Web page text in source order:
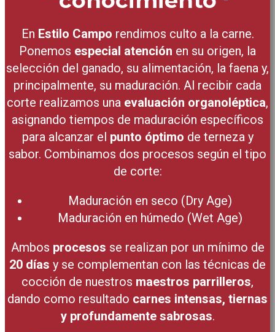
En Estilo Campo rendimos culto a la carne.
Ponemos especial atención en su origen, la
selección del ganado, su alimentación, la faena y,
principalmente, su maduración. Al recibir cada
corte realizamos una evaluación organoléptica,
asignando tiempos de maduración específicos
para alcanzar el punto óptimo de terneza y
sabor. Combinamos dos procesos según el tipo
de corte:
Maduración en seco (Dry Age)
Maduración en húmedo (Wet Age)
Ambos procesos se realizan por un mínimo de
20 días y se complementan con las técnicas de
cocción de nuestros maestros parrilleros,
dando como resultado carnes intensas, tiernas
y profundamente sabrosas.